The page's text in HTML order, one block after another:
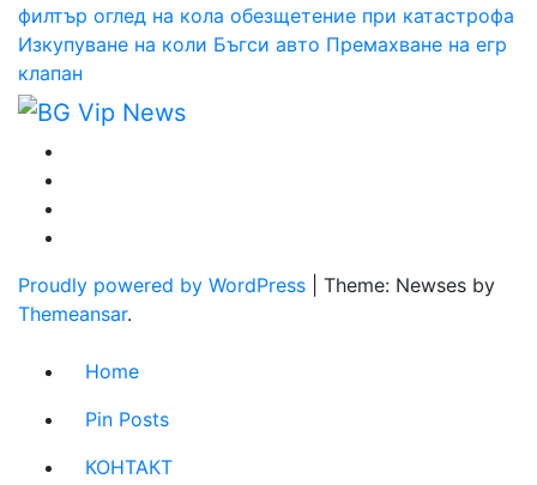
филтър оглед на кола обезщетение при катастрофа
Изкупуване на коли Бъгси авто Премахване на егр
клапан
Proudly powered by WordPress
Theme: Newses by
Themeansar.
Home
Pin Posts
КОНТАКТ